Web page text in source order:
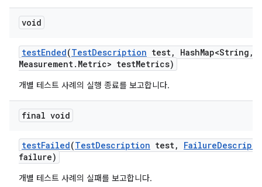
void
testEnded(TestDescription test, HashMap<String ,
Measurement. Metric> testMetrics)
개별 테스트 사례의 실행 종료를 보고합니다.
final void
testFailed(TestDescription test, Failure
failure)
개별 테스트 사례의 실패를 보고합니다.